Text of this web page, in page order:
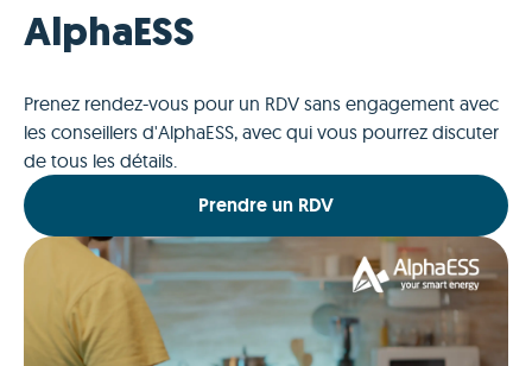
AlphaESS
Prenez rendez-vous pour un RDV sans engagement avec
les conseillers d'AlphaESS, avec qui vous pourrez discuter
de tous les détails.
Prendre un RDV